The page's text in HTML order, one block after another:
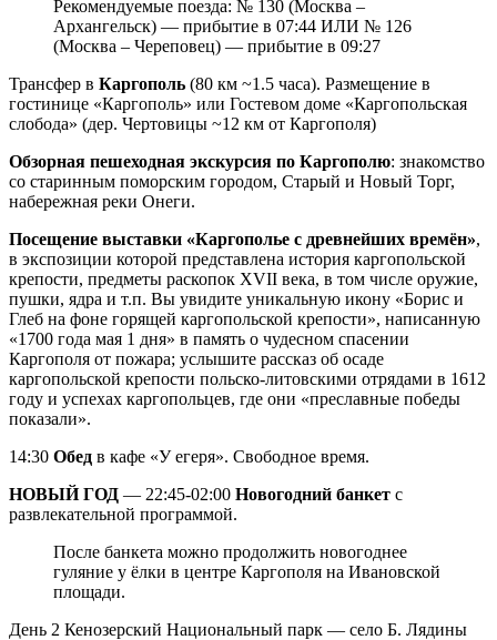
Рекомендуемые поезда: № 130 (Москва –
Архангельск) — прибытие в 07:44 ИЛИ № 126
(Москва – Череповец) — прибытие в 09:27
Трансфер в Каргополь (80 км ~1.5 часа). Размещение в
гостинице «Каргополь» или Гостевом доме «Каргопольская
слобода» (дер. Чертовицы ~12 км от Каргополя)
Обзорная пешеходная экскурсия по Каргополю: знакомство
со старинным поморским городом, Старый и Новый Торг,
набережная реки Онеги.
Посещение выставки «Каргополье с древнейших времён»,
в экспозиции которой представлена история каргопольской
крепости, предметы раскопок XVII века, в том числе оружие,
пушки, ядра и т.п. Вы увидите уникальную икону «Борис и
Глеб на фоне горящей каргопольской крепости», написанную
«1700 года мая 1 дня» в память о чудесном спасении
Каргополя от пожара; услышите рассказ об осаде
каргопольской крепости польско-литовскими отрядами в 1612
году и успехах каргопольцев, где они «преславные победы
показали».
14:30 Обед в кафе «У егеря». Свободное время.
НОВЫЙ ГОД — 22:45-02:00 Новогодний банкет с
развлекательной программой.
После банкета можно продолжить новогоднее
гуляние у ёлки в центре Каргополя на Ивановской
площади.
День 2 Кенозерский Национальный парк — село Б. Лядины